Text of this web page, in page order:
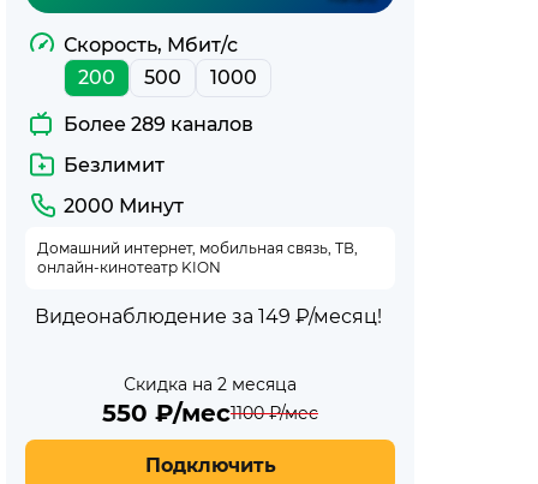
Скорость, Мбит/с
200
500 1000
Более 289 каналов
Безлимит
2000 Минут
Домашний интернет, мобильная связь, ТВ,
онлайн-кинотеатр KION
Видеонаблюдение за 149 ₽/месяц!
Скидка на 2 месяца
550 ₽/мес1100₽/мес
Подключить